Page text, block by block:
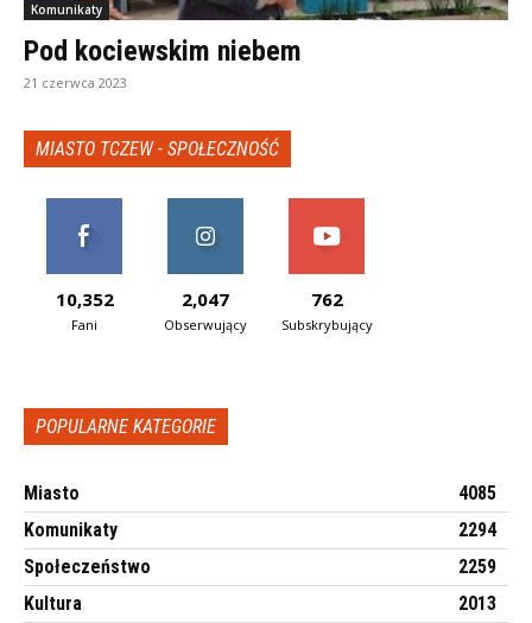
Komunikaty
Pod kociewskim niebem
21 czerwca 2023
MIASTO TCZEW - SPOŁECZNOŚĆ
10,352
Fani
2,047
Obserwujący
762
Subskrybujący
POPULARNE KATEGORIE
Miasto
4085
Komunikaty
2294
Społeczeństwo
2259
Kultura
2013